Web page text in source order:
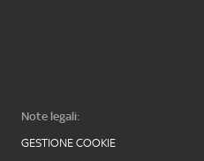
Note legali:
GESTIONE COOKIE